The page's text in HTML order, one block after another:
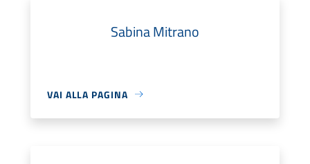
Sabina Mitrano
VAI ALLA PAGINA